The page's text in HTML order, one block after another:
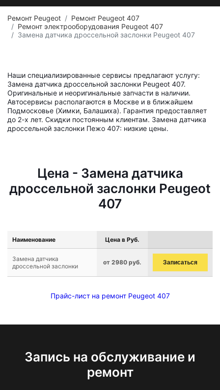
Ремонт Peugeot
Ремонт Peugeot 407
Ремонт электрооборудования Peugeot 407
Замена датчика дроссельной заслонки Peugeot 407
Наши специализированные сервисы предлагают услугу:
Замена датчика дроссельной заслонки Peugeot 407.
Оригинальные и неоригинальные запчасти в наличии.
Автосервисы располагаются в Москве и в ближайшем
Подмосковье (Химки, Балашиха). Гарантия предоставляет
до 2-х лет. Скидки постоянным клиентам. Замена датчика
дроссельной заслонки Пежо 407: низкие цены.
Цена - Замена датчика
дроссельной заслонки Peugeot
407
Наименование Цена в Руб.
Замена датчика
дроссельной заслонки
от 2980 руб. Записаться
Прайс-лист на ремонт Peugeot 407
Запись на обслуживание и
ремонт